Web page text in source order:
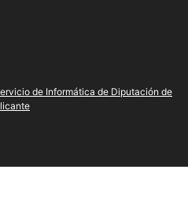
de Informática de Diputación de